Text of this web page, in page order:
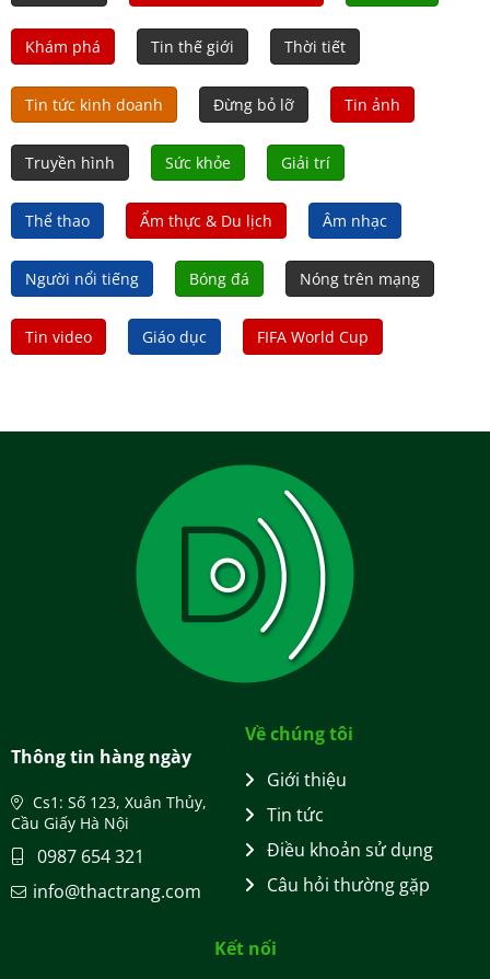
Khám phá Tin thế giới Thời tiết
Tin tức kinh doanh Đừng bỏ lỡ Tin ảnh
Truyền hình Sức khỏe Giải trí
Thể thao Ẩm thực & Du lịch Âm nhạc
Người nổi tiếng Bóng đá Nóng trên mạng
Tin video Giáo dục FIFA World Cup
Thông tin hàng ngày
Cs1: Số 123, Xuân Thủy,
Cầu Giấy Hà Nội
0987 654 321
info@thactrang.com
Về chúng tôi
Giới thiệu
Tin tức
Điều khoản sử dụng
Câu hỏi thường gặp
Kết nối